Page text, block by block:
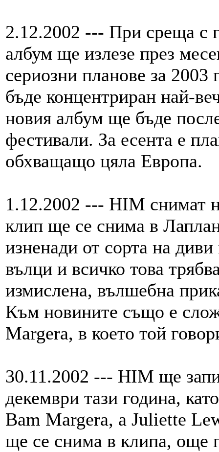
2.12.2002 --- При среща с
албум ще излезе през
сериозни планове за
бъде концентриран най-
новия албум ще бъде
фестивали. За есента е
обхващащо цяла Европа.
1.12.2002 --- HIM снимат
клип ще се снима в
изненади от сорта на
вълци и всичко това
измислена, вълшебна
Към новините също е
Margera, в което той
30.11.2002 --- HIM ще
декември тази година,
Bam Margera, а Juliette
ще се снима в клипа, още